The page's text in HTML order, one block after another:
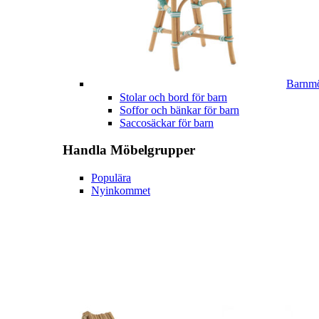
Stolar och bord för barn
Soffor och bänkar för barn
Saccosäckar för barn
Handla Möbelgrupper
Populära
Nyinkommet